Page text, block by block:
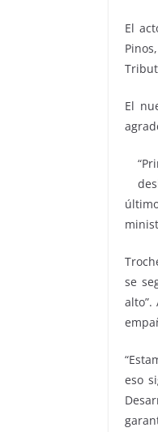
El
El
se
eso